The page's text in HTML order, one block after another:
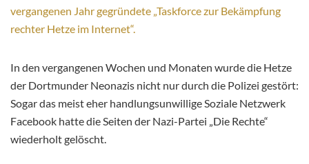
vergangenen Jahr gegründete „Taskforce zur Bekämpfung
rechter Hetze im Internet“.
In den vergangenen Wochen und Monaten wurde die Hetze
der Dortmunder Neonazis nicht nur durch die Polizei gestört:
Sogar das meist eher handlungsunwillige Soziale Netzwerk
Facebook hatte die Seiten der Nazi-Partei „Die Rechte“
wiederholt gelöscht.